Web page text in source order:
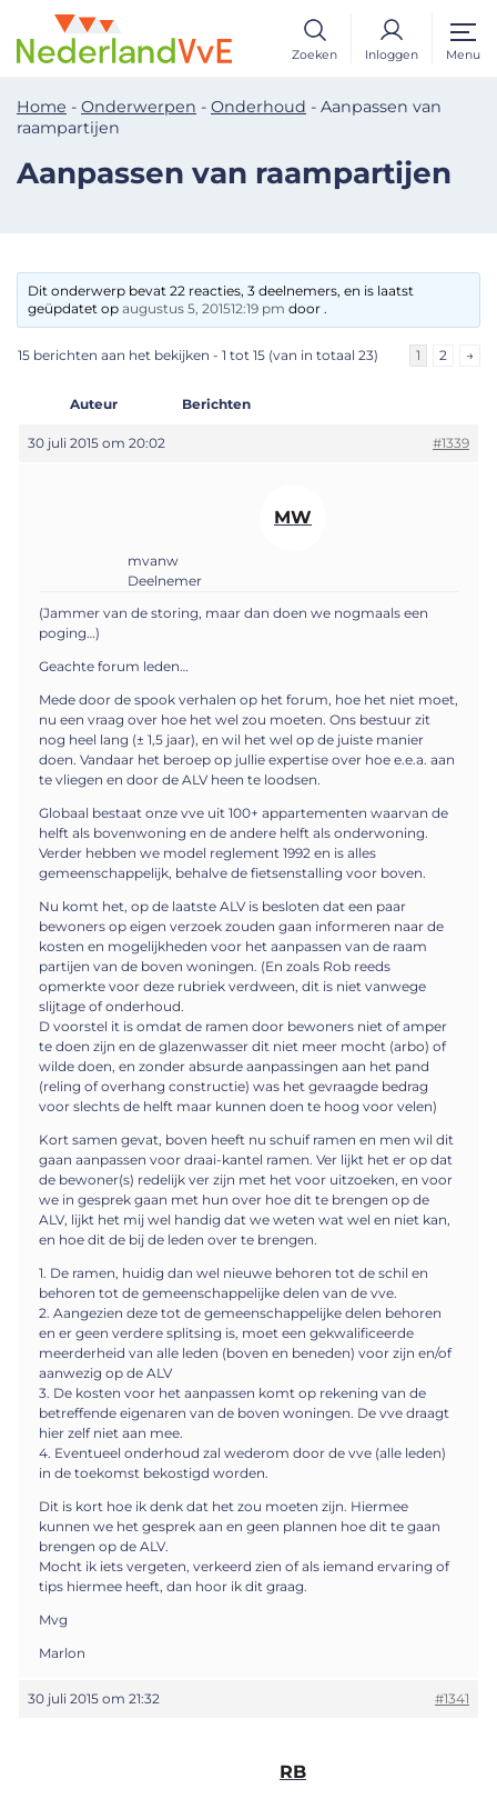
Zoeken Inloggen Menu
Home - Onderwerpen - Onderhoud - Aanpassen van
raampartijen
Aanpassen van raampartijen
Dit onderwerp bevat 22 reacties, 3 deelnemers, en is laatst
geüpdatet opaugustus 5, 201512:19 pm door .
15 berichten aan het bekijken - 1 tot 15 (van in totaal 23) 1 2 →
Auteur Berichten
30 juli 2015 om 20:02 #1339
MW
mvanw
Deelnemer
(Jammer van de storing, maar dan doen we nogmaals een
poging…)
Geachte forum leden…
Mede door de spook verhalen op het forum, hoe het niet moet,
nu een vraag over hoe het wel zou moeten. Ons bestuur zit
nog heel lang (± 1,5 jaar), en wil het wel op de juiste manier
doen. Vandaar het beroep op jullie expertise over hoe e.e.a. aan
te vliegen en door de ALV heen te loodsen.
Globaal bestaat onze vve uit 100+ appartementen waarvan de
helft als bovenwoning en de andere helft als onderwoning.
Verder hebben we model reglement 1992 en is alles
gemeenschappelijk, behalve de fietsenstalling voor boven.
Nu komt het, op de laatste ALV is besloten dat een paar
bewoners op eigen verzoek zouden gaan informeren naar de
kosten en mogelijkheden voor het aanpassen van de raam
partijen van de boven woningen. (En zoals Rob reeds
opmerkte voor deze rubriek verdween, dit is niet vanwege
slijtage of onderhoud.
D voorstel it is omdat de ramen door bewoners niet of amper
te doen zijn en de glazenwasser dit niet meer mocht (arbo) of
wilde doen, en zonder absurde aanpassingen aan het pand
(reling of overhang constructie) was het gevraagde bedrag
voor slechts de helft maar kunnen doen te hoog voor velen)
Kort samen gevat, boven heeft nu schuif ramen en men wil dit
gaan aanpassen voor draai-kantel ramen. Ver lijkt het er op dat
de bewoner(s) redelijk ver zijn met het voor uitzoeken, en voor
we in gesprek gaan met hun over hoe dit te brengen op de
ALV, lijkt het mij wel handig dat we weten wat wel en niet kan,
en hoe dit de bij de leden over te brengen.
1. De ramen, huidig dan wel nieuwe behoren tot de schil en
behoren tot de gemeenschappelijke delen van de vve.
2. Aangezien deze tot de gemeenschappelijke delen behoren
en er geen verdere splitsing is, moet een gekwalificeerde
meerderheid van alle leden (boven en beneden) voor zijn en/of
aanwezig op de ALV
3. De kosten voor het aanpassen komt op rekening van de
betreffende eigenaren van de boven woningen. De vve draagt
hier zelf niet aan mee.
4. Eventueel onderhoud zal wederom door de vve (alle leden)
in de toekomst bekostigd worden.
Dit is kort hoe ik denk dat het zou moeten zijn. Hiermee
kunnen we het gesprek aan en geen plannen hoe dit te gaan
brengen op de ALV.
Mocht ik iets vergeten, verkeerd zien of als iemand ervaring of
tips hiermee heeft, dan hoor ik dit graag.
Mvg
Marlon
30 juli 2015 om 21:32 #1341
RB